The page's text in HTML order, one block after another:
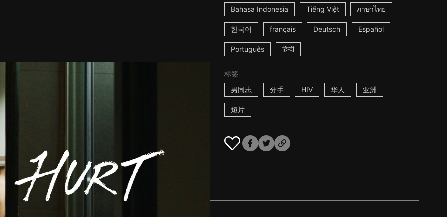
Bahasa Indonesia Tiếng Việt ภาษาไทย
한국어 français Deutsch Español
Português हिन्दी
标签
男同志
分手 HIV 华人 亚洲
短片